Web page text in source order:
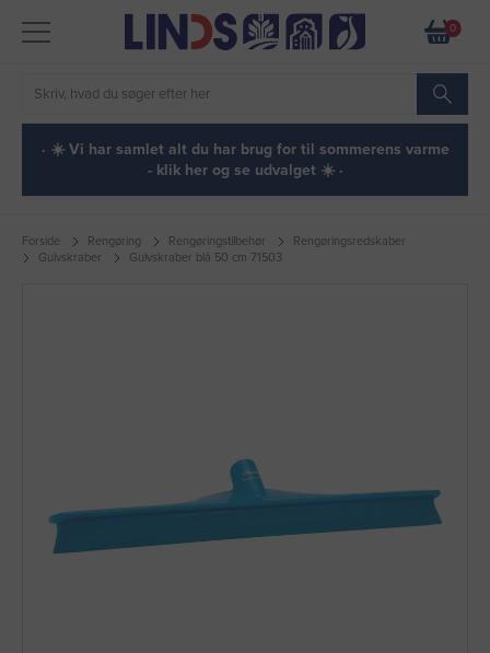
0
· ☀️ Vi har samlet alt du har brug for til sommerens varme
- klik her og se udvalget ☀️ ·
Forside Rengøring Rengøringstilbehør
Rengøringsredskaber
Gulvskraber
Gulvskraber blå 50 cm 71503